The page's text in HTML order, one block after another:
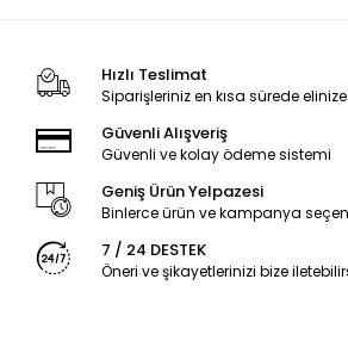
Hızlı Teslimat
Siparişleriniz en kısa sürede elinize
Güvenli Alışveriş
Güvenli ve kolay ödeme sistemi
Geniş Ürün Yelpazesi
Binlerce ürün ve kampanya
7 / 24 DESTEK
Öneri ve şikayetlerinizi bize